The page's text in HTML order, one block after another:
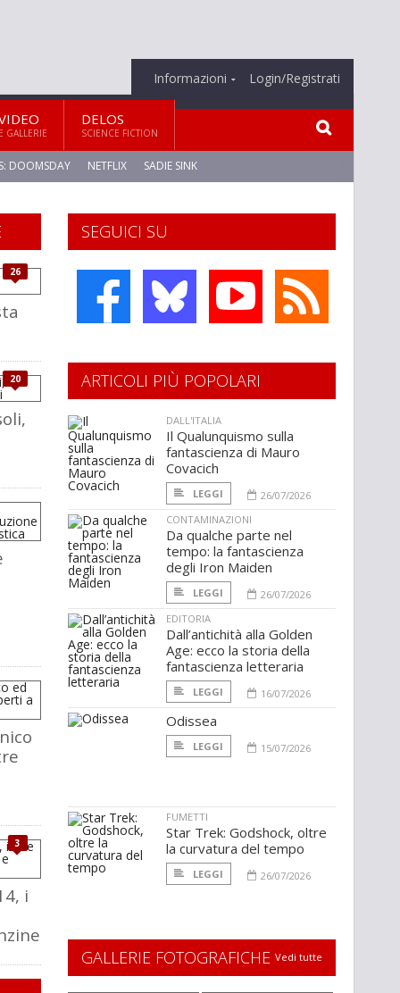
Informazioni Login/Registrati
E GALLERIE
DELOS
SCIENCE FICTION
DOOMSDAY NETFLIX SADIE SINK
SEGUICI SU
26
20
3
i
ARTICOLI PIÙ POPOLARI
DALL'ITALIA
Il Qualunquismo sulla
fantascienza di Mauro
Covacich
LEGGI
26/07/2026
CONTAMINAZIONI
Da qualche parte nel
tempo: la fantascienza
degli Iron Maiden
LEGGI
26/07/2026
EDITORIA
Dall’antichità alla Golden
Age: ecco la storia della
fantascienza letteraria
LEGGI 16/07/2026
Odissea
LEGGI 15/07/2026
FUMETTI
Star Trek: Godshock, oltre
la curvatura del tempo
LEGGI 26/07/2026
GALLERIE FOTOGRAFICHE Vedi tutte